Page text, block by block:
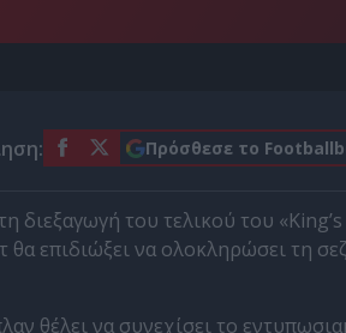
Πρόσθεσε το
διεξαγωγή του τελικού του
επιδιώξει να ολοκληρώσει τη
θέλει να συνεχίσει το